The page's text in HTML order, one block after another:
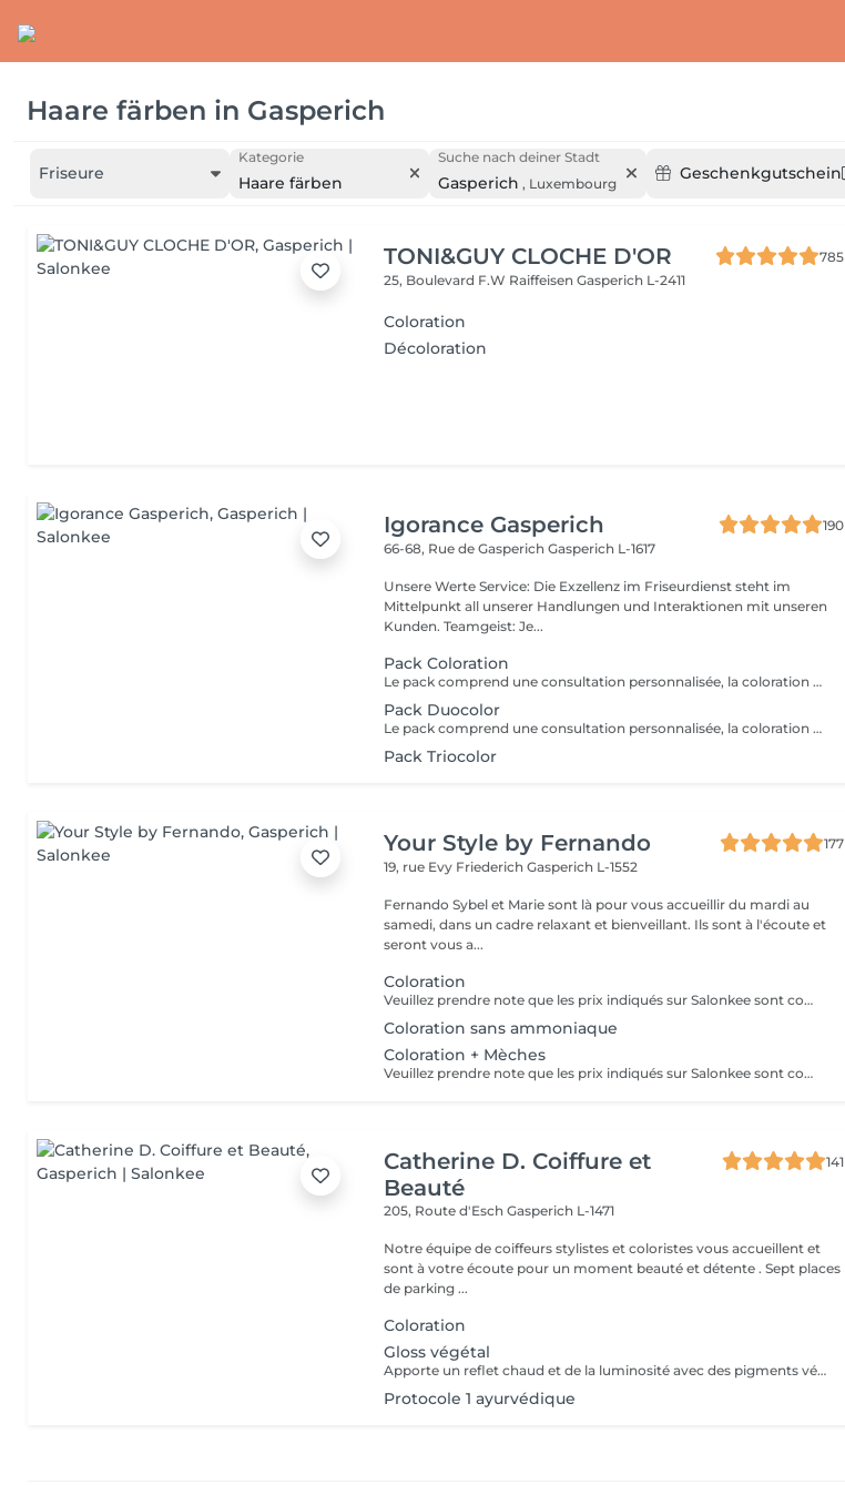
Haare färben in Gasperich
Friseure
Kategorie
Haare färben
Suche nach deiner Stadt
Gasperich , Luxembourg
Geschenkgutschein
TONI&GUY CLOCHE D'OR
785
25, Boulevard F.W RaiffeisenGasperich L-2411
Coloration
Décoloration
Igorance Gasperich
190
66-68, Rue de GasperichGasperich L-1617
Unsere Werte Service: Die Exzellenz im Friseurdienst steht im
Mittelpunkt all unserer Handlungen und Interaktionen mit unseren
Kunden. Teamgeist: Je...
Pack Coloration
Le pack comprend une consultation personnalisée, la coloration des racines avec les produits L’OREAL PROFESSIONNEL , shampooing et conditionneur spécifiques REDKEN , le séchage et les produits de finitions REDKEN. Option Coupe : la coupe IGORANCE ( finition sur cheveux secs), le séchage et les produits de finitions REDKEN. * Tarifs à titre indicatifs à confirmer après la consultation personnalisée établit auprès de votre coiffeur/stylist/spécialiste * La direction se réserve le droit d’apporter des modifications pour le bon fonctionnement du salon
Pack Duocolor
Le pack comprend une consultation personnalisée, la coloration des racines et un coup de soleil avec les produits LOREAL PROFESSIONNEL , shampooing et conditionneur spécifiques REDKEN , le séchage et les produits de styling REDKEN Option Coupe : la coupe IGORANCE ( finition sur cheveux secs), le séchage et les produits de styling REDKEN. * Tarifs à titre indicatifs à confirmer après la consultation personnalisée établit auprès de votre coiffeur/stylist/spécialiste * La direction se réserve le droit d’apporter des modifications pour le bon fonctionnement du salon
Pack Triocolor
Your Style by Fernando
177
19, rue Evy FriederichGasperich L-1552
Fernando Sybel et Marie sont là pour vous accueillir du mardi au
samedi, dans un cadre relaxant et bienveillant. Ils sont à l'écoute et
seront vous a...
Coloration
Veuillez prendre note que les prix indiqués sur Salonkee sont communiqués à titre informatif et s'entendent de base. Ces derniers sont susceptibles de varier selon le diagnostic réalisé à votre arrivée au salon et l'expertise du professionnel à qui vous confiez votre beauté. Dans tous les cas, un devis précis vous sera proposé et toutes réalisations de prestations seront effectuées avec votre accord. Un grand merci d'avance pour votre compréhension. Au plaisir de vous revoir très vite.
Coloration sans ammoniaque
Coloration + Mèches
Veuillez prendre note que les prix indiqués sur Salonkee sont communiqués à titre informatif et s'entendent de base. Ces derniers sont susceptibles de varier selon le diagnostic réalisé à votre arrivée au salon et l'expertise du professionnel à qui vous confiez votre beauté. Dans tous les cas, un devis précis vous sera proposé et toutes réalisations de prestations seront effectuées avec votre accord. Un grand merci d'avance pour votre compréhension. Au plaisir de vous revoir très vite.
Catherine D. Coiffure et
Beauté
141
205, Route d'EschGasperich L-1471
Notre équipe de coiffeurs stylistes et coloristes vous accueillent et
sont à votre écoute pour un moment beauté et détente . Sept places
de parking ...
Coloration
Gloss végétal
Apporte un reflet chaud et de la luminosité avec des pigments végétaux .
Protocole 1 ayurvédique